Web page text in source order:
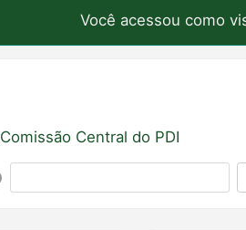
Você acessou como
Comissão Central do PDI